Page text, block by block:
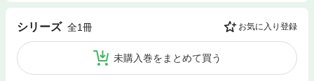
シリーズ 全1冊 お気に入り登録
未購入巻をまとめて買う